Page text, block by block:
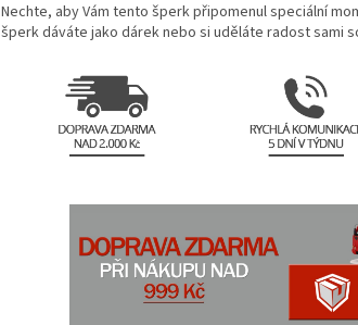
Nechte, aby Vám tento šperk připomenul speciální
šperk dáváte jako dárek nebo si uděláte radost sami